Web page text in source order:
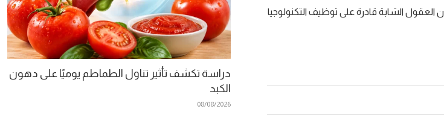
العقول الشابة قادرة على توظيف التكنولوجيا
دراسة تكشف تأثير تناول الطماطم يوميًا على دهون
الكبد
08/08/2026